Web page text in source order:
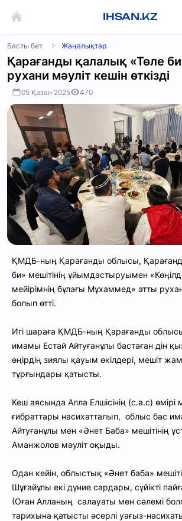
IHSAN.KZ
Басты бет Жаңалықтар
Қарағанды қалалық «Төле
рухани мәуліт кешін өткізді
05 Қазан 2025 470
ҚМДБ-ның Қарағанды облысы,
би» мешітінің ұйымдастыруымен
мейірімнің бұлағы Мұхаммед» атты
болып өтті.
Игі шараға ҚМДБ-ның Қарағанды
имамы Естай Айтуғанұлы бастаған дін
өңірдің зиялы қауым өкілдері, мешіт
тұрғындары қатысты.
Кеш аясында Алла Елшісінің (с.а.с) өмірі
ғибраттары насихатталып, облыс бас
Айтуғанұлы мен «Әнет Баба» мешітінің
Аманжолов мәуліт оқыды.
Одан кейін, облыстық «Әнет баба»
Шұғайұлы екі дүние сардары, сүйікті
(Оған Алланың салауаты мен сәлемі
тарихына қатысты әсерлі уағыз-